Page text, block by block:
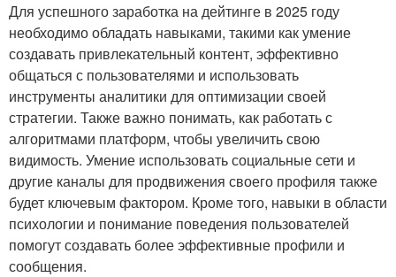
Для успешного заработка на дейтинге в 2025 году
необходимо обладать навыками, такими как умение
создавать привлекательный контент, эффективно
общаться с пользователями и использовать
инструменты аналитики для оптимизации своей
стратегии. Также важно понимать, как работать с
алгоритмами платформ, чтобы увеличить свою
видимость. Умение использовать социальные сети и
другие каналы для продвижения своего профиля также
будет ключевым фактором. Кроме того, навыки в области
психологии и понимание поведения пользователей
помогут создавать более эффективные профили и
сообщения.